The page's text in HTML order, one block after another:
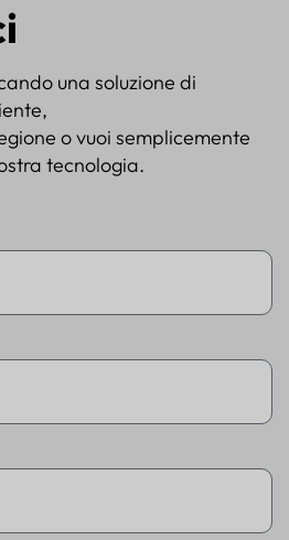
una soluzione di
o vuoi semplicemente
tecnologia.